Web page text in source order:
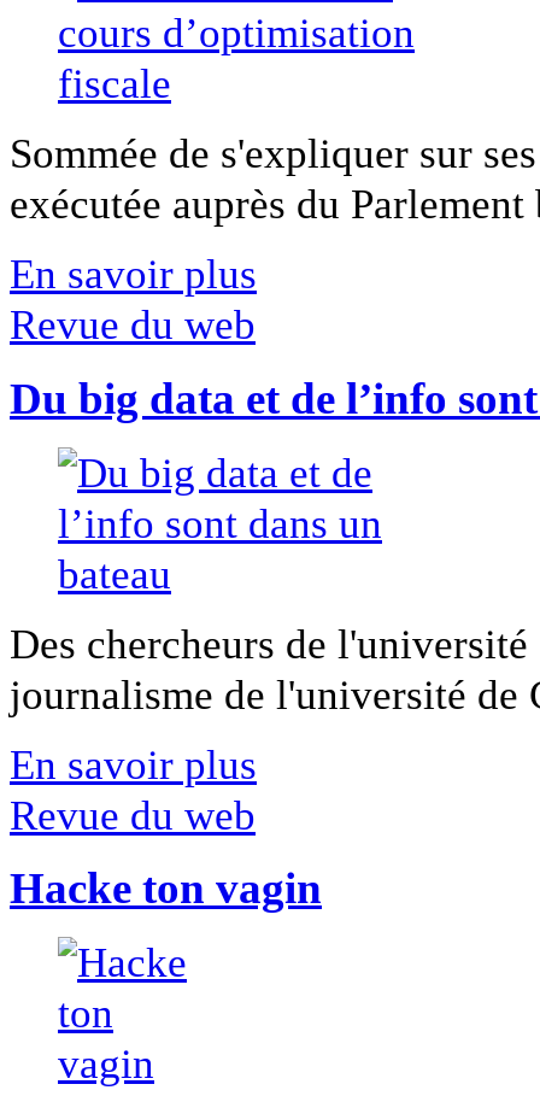
Sommée de s'expliquer sur
exécutée auprès du
En savoir plus
Revue du web
Du big data et de l’info
Des chercheurs de
journalisme de l'université
En savoir plus
Revue du web
Hacke ton vagin